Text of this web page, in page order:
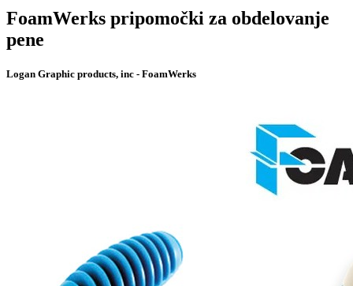
FoamWerks pripomočki za obdelovanje
pene
Logan Graphic products, inc - FoamWerks